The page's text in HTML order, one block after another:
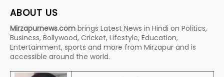
ABOUT US
Mirzapurnews.com brings Latest News in Hindi on Politics,
Business, Bollywood, Cricket, Lifestyle, Education,
Entertainment, sports and more from Mirzapur and is
accessible around the world.